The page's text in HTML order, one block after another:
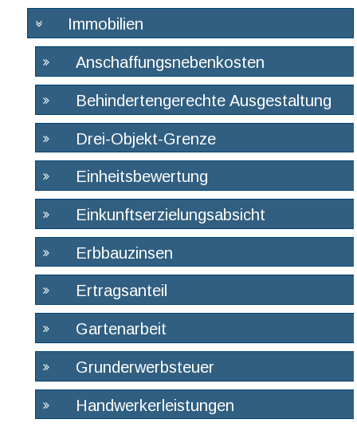
Immobilien
Anschaffungsnebenkosten
Behindertengerechte Ausgestaltung
Drei-Objekt-Grenze
Einheitsbewertung
Einkunftserzielungsabsicht
Erbbauzinsen
Ertragsanteil
Gartenarbeit
Grunderwerbsteuer
Handwerkerleistungen